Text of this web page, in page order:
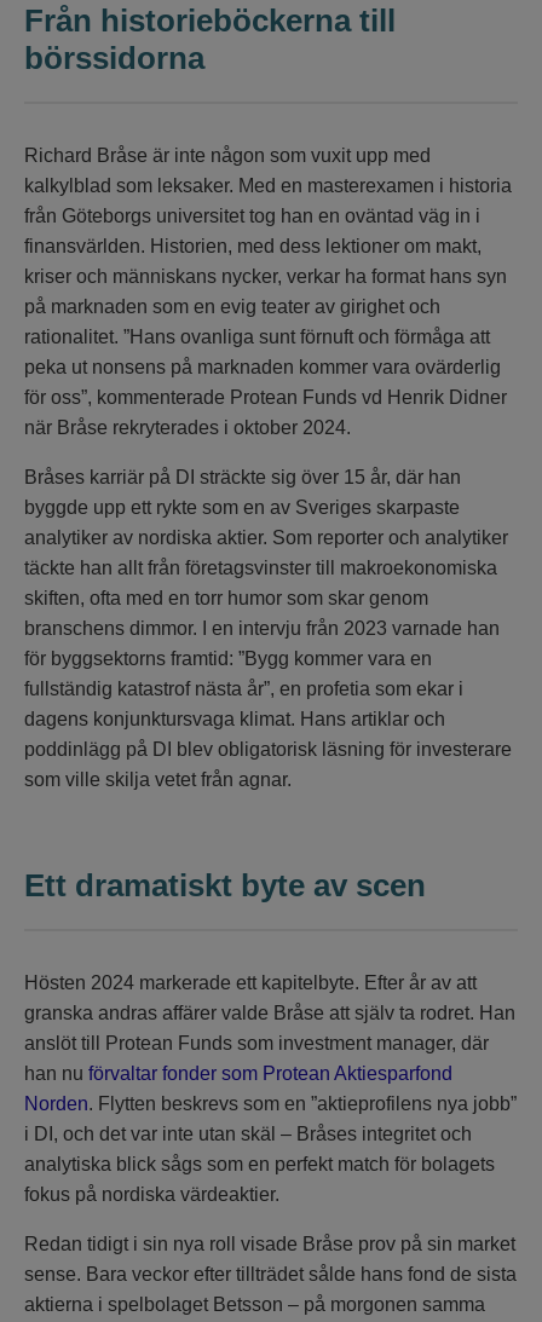
Från historieböckerna till
börssidorna
Richard Bråse är inte någon som vuxit upp med
kalkylblad som leksaker. Med en masterexamen i historia
från Göteborgs universitet tog han en oväntad väg in i
finansvärlden. Historien, med dess lektioner om makt,
kriser och människans nycker, verkar ha format hans syn
på marknaden som en evig teater av girighet och
rationalitet. ”Hans ovanliga sunt förnuft och förmåga att
peka ut nonsens på marknaden kommer vara ovärderlig
för oss”, kommenterade Protean Funds vd Henrik Didner
när Bråse rekryterades i oktober 2024.
Bråses karriär på DI sträckte sig över 15 år, där han
byggde upp ett rykte som en av Sveriges skarpaste
analytiker av nordiska aktier. Som reporter och analytiker
täckte han allt från företagsvinster till makroekonomiska
skiften, ofta med en torr humor som skar genom
branschens dimmor. I en intervju från 2023 varnade han
för byggsektorns framtid: ”Bygg kommer vara en
fullständig katastrof nästa år”, en profetia som ekar i
dagens konjunktursvaga klimat. Hans artiklar och
poddinlägg på DI blev obligatorisk läsning för investerare
som ville skilja vetet från agnar.
Ett dramatiskt byte av scen
Hösten 2024 markerade ett kapitelbyte. Efter år av att
granska andras affärer valde Bråse att själv ta rodret. Han
anslöt till Protean Funds som investment manager, där
han nu förvaltar fonder som Protean Aktiesparfond
Norden. Flytten beskrevs som en ”aktieprofilens nya jobb”
i DI, och det var inte utan skäl – Bråses integritet och
analytiska blick sågs som en perfekt match för bolagets
fokus på nordiska värdeaktier.
Redan tidigt i sin nya roll visade Bråse prov på sin market
sense. Bara veckor efter tillträdet sålde hans fond de sista
aktierna i spelbolaget Betsson – på morgonen samma